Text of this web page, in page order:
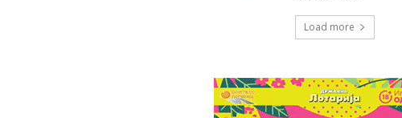
Load more